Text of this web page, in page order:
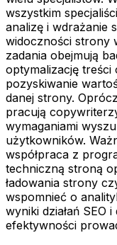
wszystkim
analizę i wdrażanie
widoczności strony
zadania obejmują
optymalizację
pozyskiwanie
danej strony.
pracują
wymaganiami
użytkowników.
współpraca z
techniczną stroną
ładowania strony
wspomnieć o
wyniki działań SEO
efektywności